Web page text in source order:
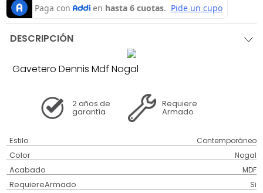
DESCRIPCIÓN
Gavetero Dennis Mdf Nogal
2 años de
garantía
Requiere
Armado
Estilo Contemporáneo
Color Nogal
Acabado MDF
RequiereArmado Si